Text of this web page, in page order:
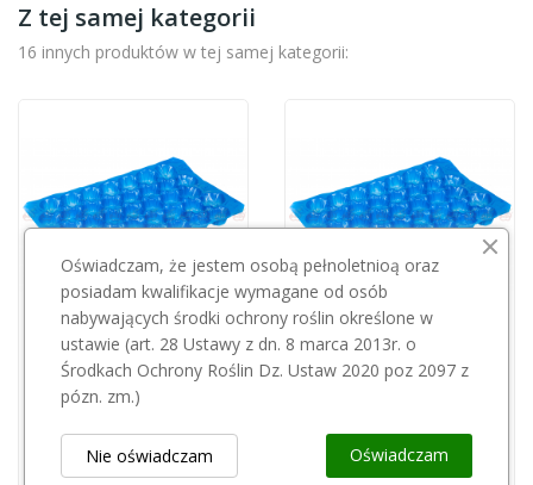
Z tej samej kategorii
16 innych produktów w tej samej kategorii:
Przepraszamy, ten produkt
jest niedostępny.
Tacka PP opak 700 szt 48 N
0,32 zł
Oświadczam, że jestem osobą pełnoletnioą oraz
posiadam kwalifikacje wymagane od osób
nabywających środki ochrony roślin określone w
ustawie (art. 28 Ustawy z dn. 8 marca 2013r. o
Środkach Ochrony Roślin Dz. Ustaw 2020 poz 2097 z
pózn. zm.)
Oświadczam
Nie oświadczam